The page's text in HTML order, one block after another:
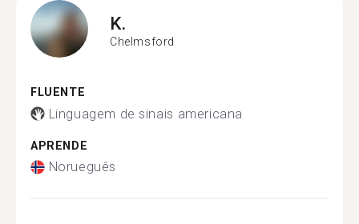
K.
Chelmsford
FLUENTE
Linguagem de sinais americana
APRENDE
Norueguês